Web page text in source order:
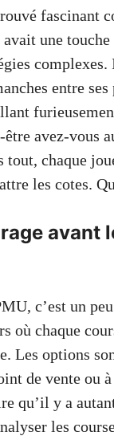
fascinant
une touche
entre
être avez-vous
tout, chaque
les cotes.
avant
c’est un
où chaque
Les options
de vente ou
qu’il y a
les